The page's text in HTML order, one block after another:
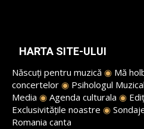
HARTA SITE-ULUI
Născuți pentru muzică ◉ Mă
concertelor ◉ Psihologul Muzical
Media ◉ Agenda culturala ◉
Exclusivitățile noastre ◉
Romania canta